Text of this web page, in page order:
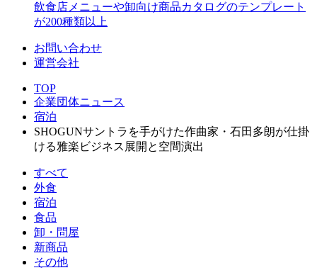
飲食店メニューや卸向け商品カタログのテンプレート
が200種類以上
お問い合わせ
運営会社
TOP
企業団体ニュース
宿泊
SHOGUNサントラを手がけた作曲家・石田多朗が仕掛
ける雅楽ビジネス展開と空間演出
すべて
外食
宿泊
食品
卸・問屋
新商品
その他